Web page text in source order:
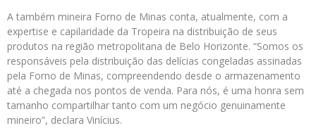
A também mineira Forno de Minas conta, atualmente, com a
expertise e capilaridade da Tropeira na distribuição de seus
produtos na região metropolitana de Belo Horizonte. “Somos os
responsáveis pela distribuição das delícias congeladas assinadas
pela Forno de Minas, compreendendo desde o armazenamento
até a chegada nos pontos de venda. Para nós, é uma honra sem
tamanho compartilhar tanto com um negócio genuinamente
mineiro”, declara Vinícius.